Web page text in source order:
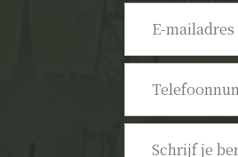
E-
mailadres *
Telefoonnummer
Bericht